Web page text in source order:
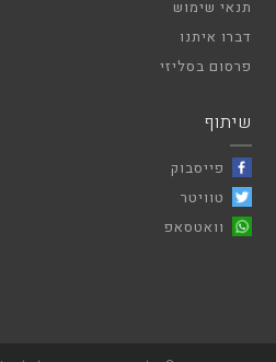
תנאי שימוש
דברו איתנו
פרסום בסליזי
שיתוף
פייסבוק
טוויטר
וואטסאפ